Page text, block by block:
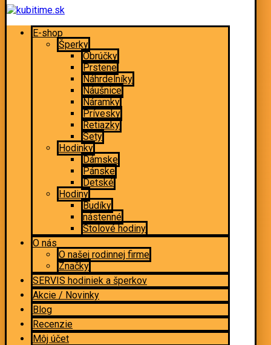
E-shop
Šperky
Obrúčky
Prstene
Náhrdelníky
Náušnice
Náramky
Prívesky
Retiazky
Sety
Hodinky
Dámske
Pánske
Detské
Hodiny
Budíky
nástenné
Stolové hodiny
O nás
O našej rodinnej firme
Značky
SERVIS hodiniek a šperkov
Akcie / Novinky
Blog
Recenzie
Môj účet